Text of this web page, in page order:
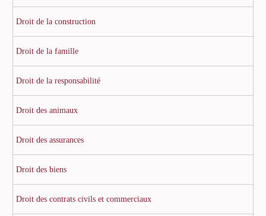
Droit de la construction
Droit de la famille
Droit de la responsabilité
Droit des animaux
Droit des assurances
Droit des biens
Droit des contrats civils et commerciaux